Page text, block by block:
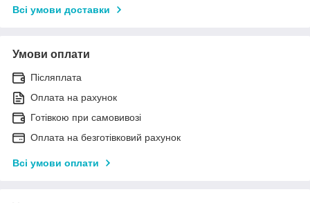
Всі умови доставки
Умови оплати
Післяплата
Оплата на рахунок
Готівкою при самовивозі
Оплата на безготівковий рахунок
Всі умови оплати